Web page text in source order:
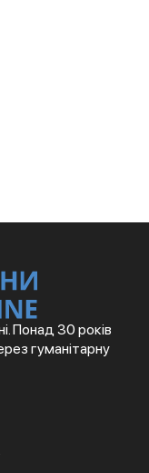
Понад 30 років
гуманітарну